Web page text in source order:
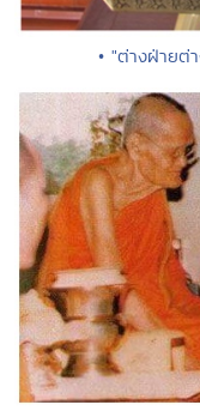
• "ต่างฝ่ายต่